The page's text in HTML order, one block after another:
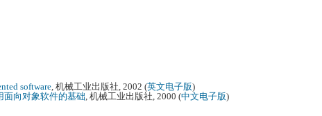
software, 机械工业出版社, 2002 (英文电子版)
面向对象软件的基础, 机械工业出版社, 2000 (中文电子版)